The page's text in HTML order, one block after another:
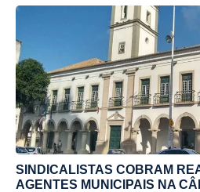
SINDICALISTAS COBRAM
AGENTES MUNICIPAIS NA